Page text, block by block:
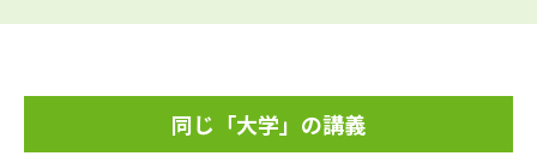
同じ「大学」の講義